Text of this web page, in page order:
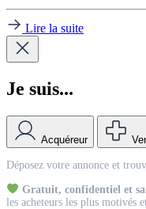
Lire la suite
Je suis...
Acquéreur
Vendeur
Déposez votre annonce et
Gratuit, confidentiel et
les acheteurs les plus motivés